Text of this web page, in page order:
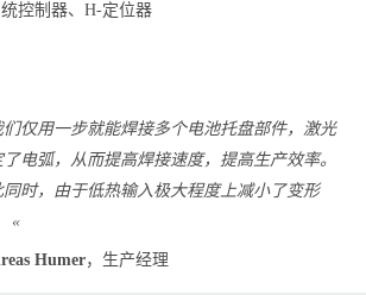
控制器、H-定位器
仅用一步就能焊接多个电池托盘部件，激光
了电弧，从而提高焊接速度，提高生产效率。
同时，由于低热输入极大程度上减小了变形
«
Humer，生产经理